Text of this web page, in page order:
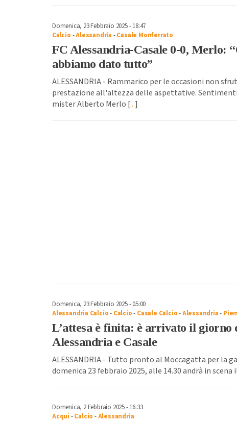
Domenica, 23 Febbraio 2025 - 18:47
Calcio -Alessandria -Casale Monferrato
FC Alessandria-Casale 0-0, Merlo:
abbiamo dato tutto”
ALESSANDRIA - Rammarico per le occasioni non
prestazione all'altezza delle aspettative.
mister Alberto Merlo [...]
Domenica, 23 Febbraio 2025 - 05:00
Alessandria Calcio- Calcio- Casale Calcio-Alessandria-
L’attesa è finita: è arrivato il giorno
Alessandria e Casale
ALESSANDRIA - Tutto pronto al Moccagatta per la
domenica 23 febbraio 2025, alle 14.30 andrà in scena
Domenica, 2 Febbraio 2025 - 16:33
Acqui -Calcio -Alessandria